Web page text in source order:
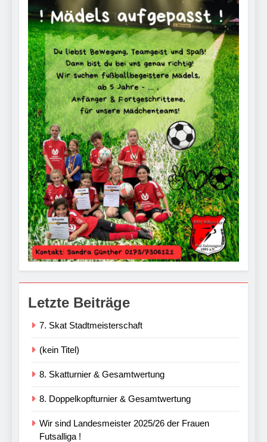
Letzte Beiträge
7. Skat Stadtmeisterschaft
(kein Titel)
8. Skatturnier & Gesamtwertung
8. Doppelkopfturnier & Gesamtwertung
Wir sind Landesmeister 2025/26 der Frauen
Futsalliga !